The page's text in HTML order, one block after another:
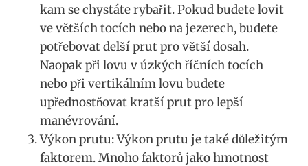
kam se chystáte​ rybařit. Pokud budete lovit
ve větších tocích nebo na jezerech,‍ budete
potřebovat delší prut pro větší‌ dosah.⁣
Naopak při lovu ⁣v úzkých říčních⁣ tocích
⁣nebo při vertikálním lovu budete⁤
upřednostňovat ⁤kratší prut pro lepší
manévrování.
Výkon prutu: Výkon prutu je také důležitým
faktorem. Mnoho faktorů⁤ jako hmotnost